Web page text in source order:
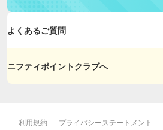
よくあるご質問
ニフティポイントクラブへ
利用規約 プライバシーステートメント